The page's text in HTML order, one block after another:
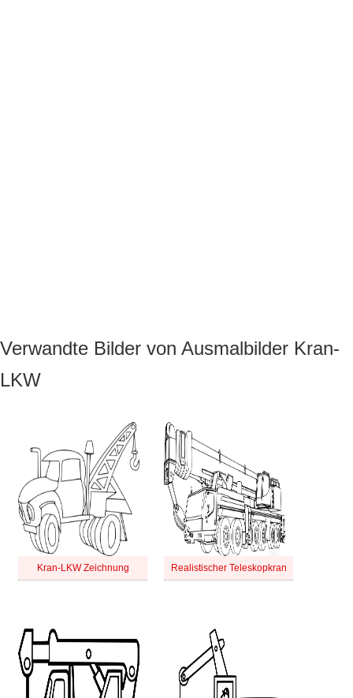
Verwandte Bilder von Ausmalbilder Kran-
LKW
Kran-LKW Zeichnung Realistischer Teleskopkran